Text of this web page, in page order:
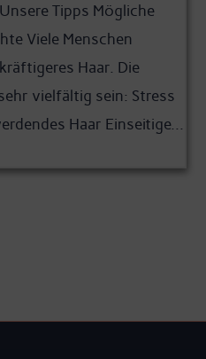
Tipps Mögliche
Viele Menschen
Haar. Die
vielfältig sein: Stress
Haar Einseitige...